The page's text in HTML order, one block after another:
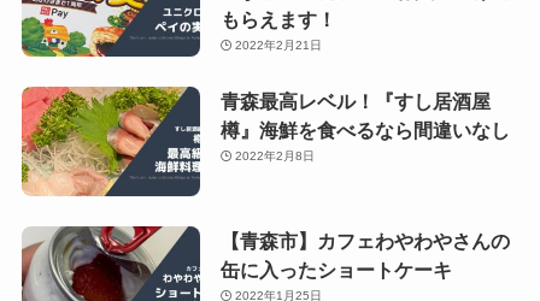
もらえます！
2022年2月21日
青森最高レベル！『すし居酒屋
樽』海鮮を食べるなら間違いなし
2022年2月8日
【青森市】カフェわやわやさんの
缶に入ったショートケーキ
2022年1月25日